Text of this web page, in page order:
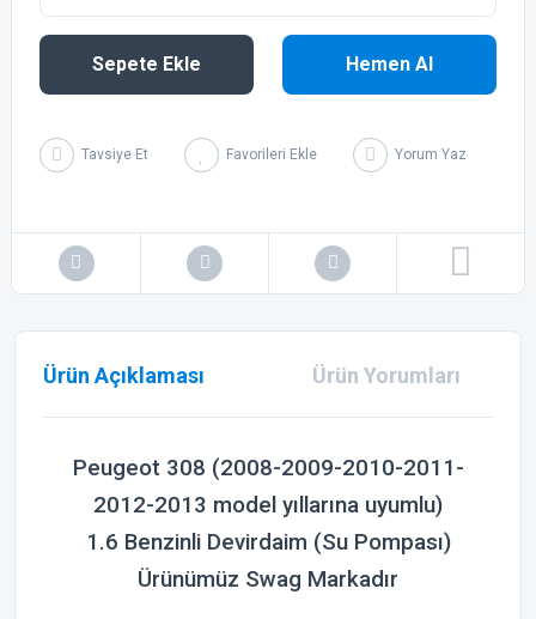
Sepete Ekle Hemen Al
Tavsiye Et Yorum Yaz
Ürün Açıklaması Ürün Yorumları
Peugeot 308 (2008-2009-2010-2011-
2012-2013 model yıllarına uyumlu)
1.6 Benzinli Devirdaim (Su Pompası)
Ürünümüz Swag Markadır